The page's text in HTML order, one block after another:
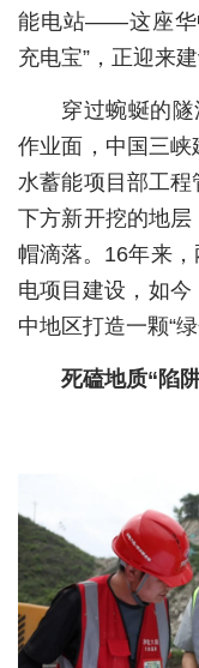
环球
极客圈
经济
城建
科教
健康
悠游
房产
消费
创意
能电站——这座华
充电宝”，正迎来建
穿过蜿蜒的
作业面，中国三
水蓄能项目部工
下方新开挖的地
帽滴落。16年来
电项目建设，如
中地区打造一颗“绿
死磕地质“陷